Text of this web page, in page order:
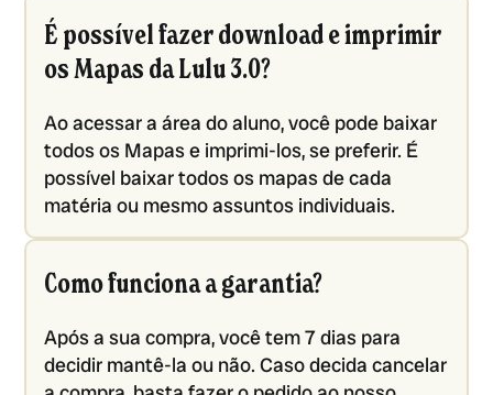
É possível fazer download e imprimir
os Mapas da Lulu 3.0?
Ao acessar a área do aluno, você pode baixar
todos os Mapas e imprimi-los, se preferir. É
possível baixar todos os mapas de cada
matéria ou mesmo assuntos individuais.
Como funciona a garantia?
Após a sua compra, você tem 7 dias para
decidir mantê-la ou não. Caso decida cancelar